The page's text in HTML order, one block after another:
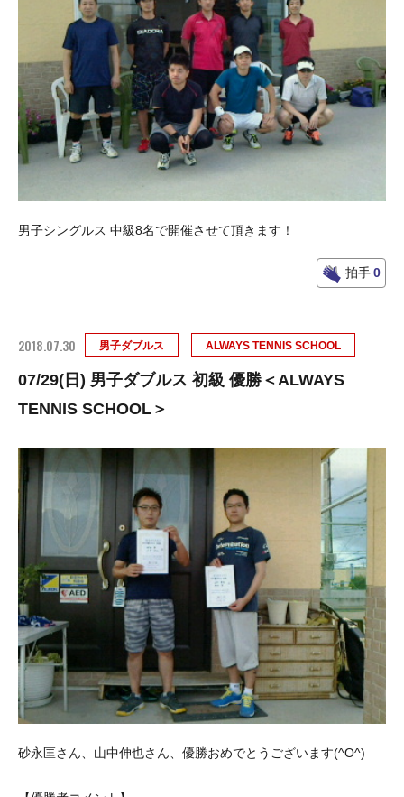
男子シングルス 中級8名で開催させて頂きます！
拍手0
2018.07.30 男子ダブルス ALWAYS TENNIS SCHOOL
07/29(日) 男子ダブルス 初級 優勝＜ALWAYS
TENNIS SCHOOL＞
砂永匡さん、山中伸也さん、優勝おめでとうございます(^O^)